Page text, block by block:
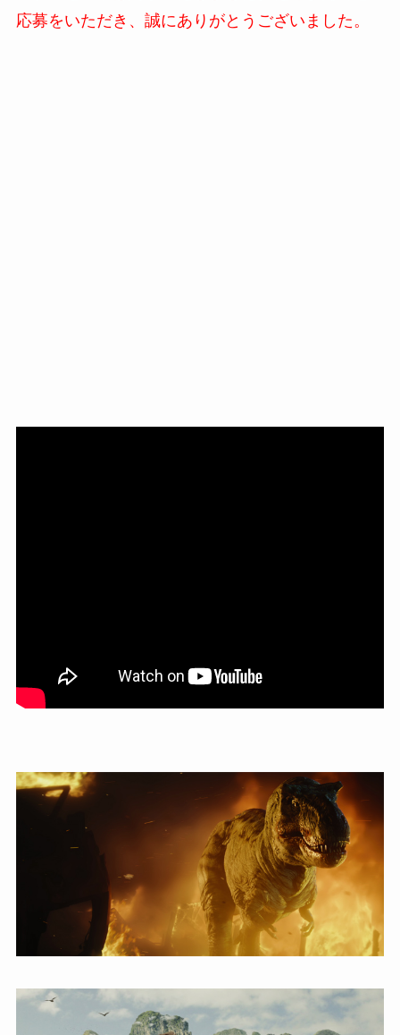
応募をいただき、誠にありがとうございました。